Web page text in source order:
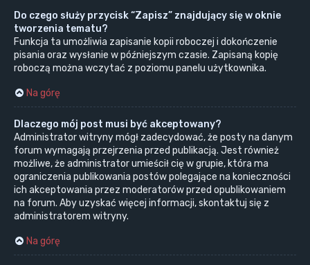
Do czego służy przycisk “Zapisz” znajdujący się w oknie
tworzenia tematu?
Funkcja ta umożliwia zapisanie kopii roboczej i dokończenie
pisania oraz wysłanie w późniejszym czasie. Zapisaną kopię
roboczą można wczytać z poziomu panelu użytkownika.
Na górę
Dlaczego mój post musi być akceptowany?
Administrator witryny mógł zadecydować, że posty na danym
forum wymagają przejrzenia przed publikacją. Jest również
możliwe, że administrator umieścił cię w grupie, która ma
ograniczenia publikowania postów polegające na konieczności
ich akceptowania przez moderatorów przed opublikowaniem
na forum. Aby uzyskać więcej informacji, skontaktuj się z
administratorem witryny.
Na górę